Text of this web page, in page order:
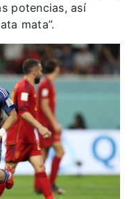
potencias, así
mata”.